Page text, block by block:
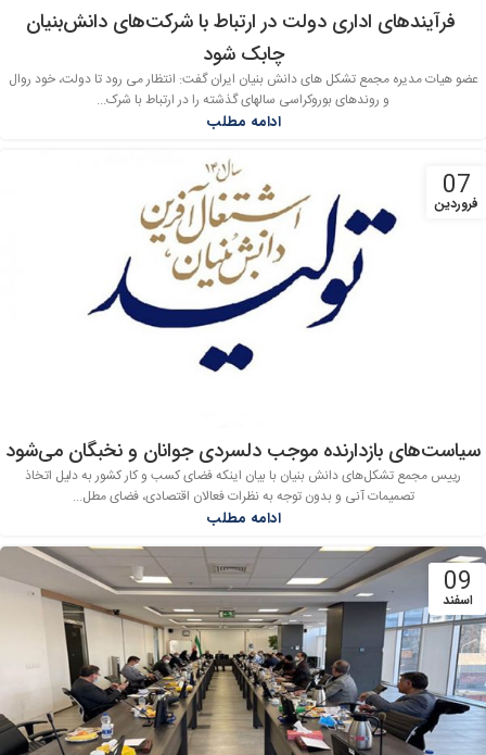
فرآیندهای اداری دولت در ارتباط با شرکت‌های دانش‌بنیان
چابک شود
عضو هیات مدیره مجمع تشکل های دانش بنیان ایران گفت: انتظار می رود تا دولت، خود روال
و روندهای بوروکراسی سالهای گذشته را در ارتباط با شرک...
ادامه مطلب
07
فروردین
سیاست‌های بازدارنده موجب دلسردی جوانان و نخبگان می‌شود
رییس مجمع تشکل‌های دانش بنیان با بیان اینکه فضای کسب و کار کشور به دلیل اتخاذ
تصمیمات آنی و بدون توجه به نظرات فعالان اقتصادی، فضای مطل...
ادامه مطلب
09
اسفند